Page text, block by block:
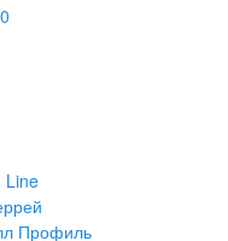
Line
Профиль